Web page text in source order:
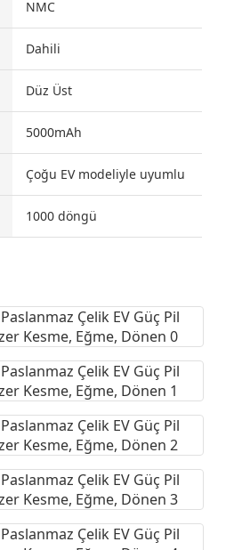
NMC
Dahili
Düz Üst
5000mAh
Çoğu EV modeliyle uyumlu
1000 döngü